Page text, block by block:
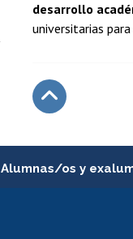
desarrollo
universitarias
Alumnas/os y